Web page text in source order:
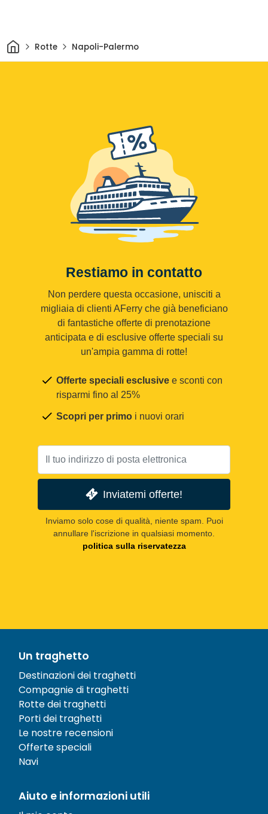
CasaRotte Napoli-Palermo
Restiamo in contatto
Non perdere questa occasione, unisciti a
migliaia di clienti AFerry che già beneficiano
di fantastiche offerte di prenotazione
anticipata e di esclusive offerte speciali su
un'ampia gamma di rotte!
Offerte speciali esclusive e sconti con
risparmi fino al 25%
Scopri per primo i nuovi orari
Inviatemi offerte!
Inviamo solo cose di qualità, niente spam. Puoi
annullare l'iscrizione in qualsiasi momento.
politica sulla riservatezza
Un traghetto
Destinazioni dei traghetti
Compagnie di traghetti
Rotte dei traghetti
Porti dei traghetti
Le nostre recensioni
Offerte speciali
Navi
Aiuto e informazioni utili